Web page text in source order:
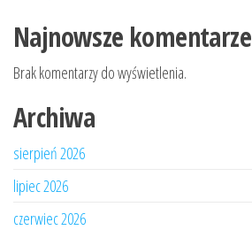
Najnowsze komentarze
Brak komentarzy do wyświetlenia.
Archiwa
sierpień 2026
lipiec 2026
czerwiec 2026